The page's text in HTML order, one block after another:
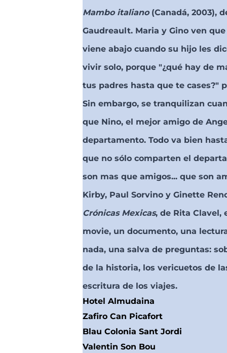
Mambo italiano(Canadá, 2003),
Gaudreault. Maria y Gino ven
viene abajo cuando su hijo les
vivir solo, porque "¿qué hay de
tus padres hasta que te cases?"
Sin embargo, se tranquilizan
que Nino, el mejor amigo de
departamento. Todo va bien
que no sólo comparten el
son mas que amigos... que son
Kirby, Paul Sorvino y Ginette
Crónicas Mexicas, de Rita Clavel,
movie, un documento, una
nada, una salva de preguntas:
de la historia, los vericuetos de
escritura de los viajes.
Hotel Almudaina
Zafiro Can Picafort
Blau Colonia Sant Jordi
Valentin Son Bou